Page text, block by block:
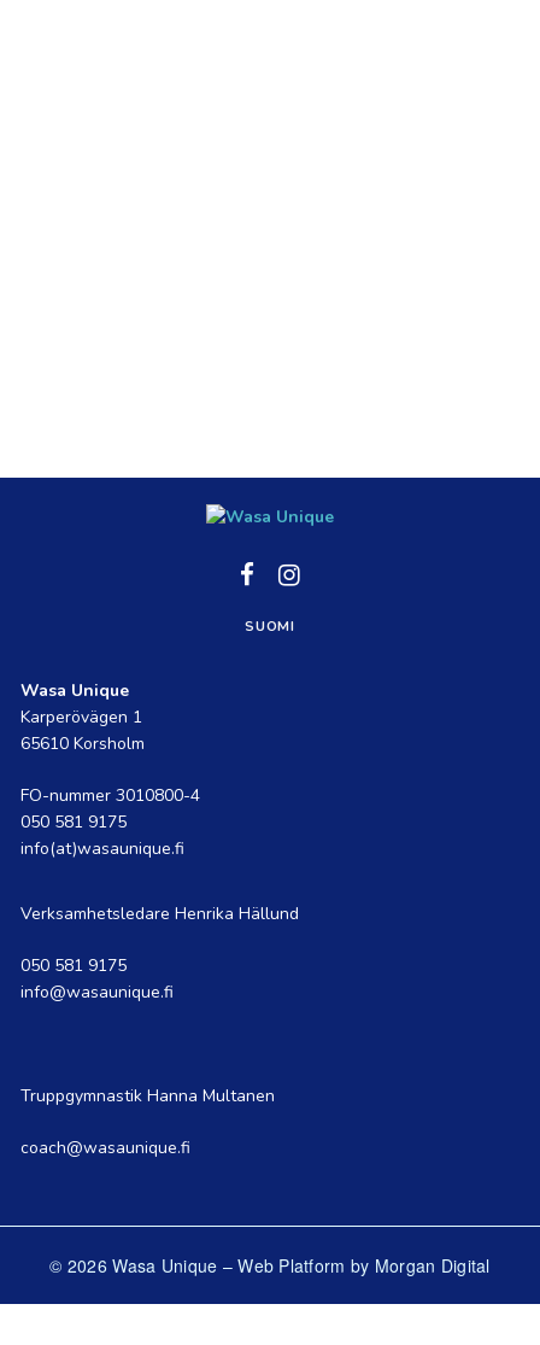
Social
link
Social
SUOMI
Wasa Unique
Karperövägen 1
65610 Korsholm
FO-nummer 3010800-4
050 581 9175
info(at)wasaunique.fi
Verksamhetsledare Henrika Hällund
050 581 9175
info@wasaunique.fi
Truppgymnastik Hanna Multanen
coach@wasaunique.fi
© 2026 Wasa Unique – Web Platform by Morgan Digital